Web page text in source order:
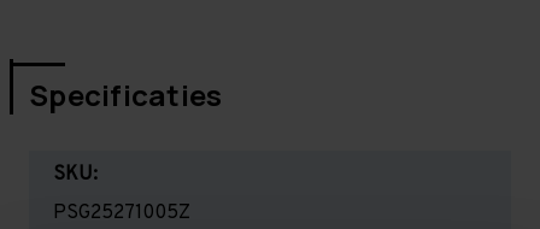
Specificaties
SKU:
PSG25271005Z